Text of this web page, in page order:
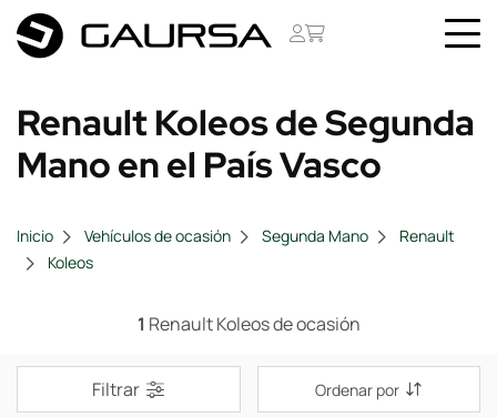
Renault Koleos de Segunda
Mano en el País Vasco
Inicio Vehículos de ocasión Segunda Mano
Renault
Koleos
1 Renault Koleos de ocasión
Filtrar Ordenar por